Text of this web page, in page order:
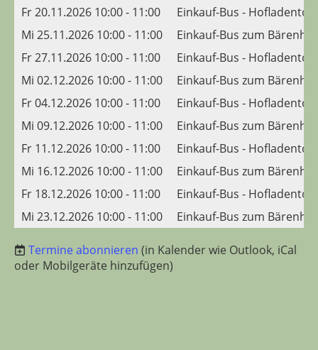
Fr 20.11.2026 10:00 - 11:00
Einkauf-Bus -
Mi 25.11.2026 10:00 - 11:00
Einkauf-Bus zum
Fr 27.11.2026 10:00 - 11:00
Einkauf-Bus -
Mi 02.12.2026 10:00 - 11:00
Einkauf-Bus zum
Fr 04.12.2026 10:00 - 11:00
Einkauf-Bus -
Mi 09.12.2026 10:00 - 11:00
Einkauf-Bus zum
Fr 11.12.2026 10:00 - 11:00
Einkauf-Bus -
Mi 16.12.2026 10:00 - 11:00
Einkauf-Bus zum
Fr 18.12.2026 10:00 - 11:00
Einkauf-Bus -
Mi 23.12.2026 10:00 - 11:00
Einkauf-Bus zum
Termine abonnieren (in Kalender wie Outlook, iCal
oder Mobilgeräte hinzufügen)